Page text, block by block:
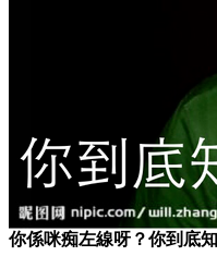
你係咪痴左線呀？你到底